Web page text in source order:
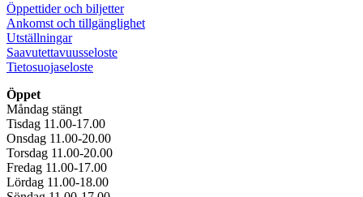
Öppettider och biljetter
Ankomst och tillgänglighet
Utställningar
Saavutettavuusseloste
Tietosuojaseloste
Öppet
Måndag stängt
Tisdag 11.00-17.00
Onsdag 11.00-20.00
Torsdag 11.00-20.00
Fredag 11.00-17.00
Lördag 11.00-18.00